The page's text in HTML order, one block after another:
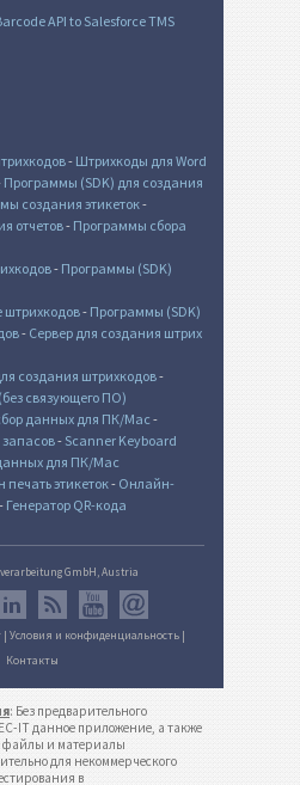
API to Salesforce TMS
- Штрихкоды для Word
Программы (SDK) для создания
создания этикеток-
отчетов- Программы сбора
- Программы (SDK)
штрихкодов- Программы (SDK)
- Сервер для создания штрих
создания штрихкодов-
связующего ПО)
данных для ПК/Mac -
- Scanner Keyboard
для ПК/Mac
этикеток- Онлайн-
- Генератор QR-кода
GmbH, Austria
| Условия и конфиденциальность |
Контакты
: Без предварительного
IT данное приложение, а также
файлы и материалы
для некоммерческого
в